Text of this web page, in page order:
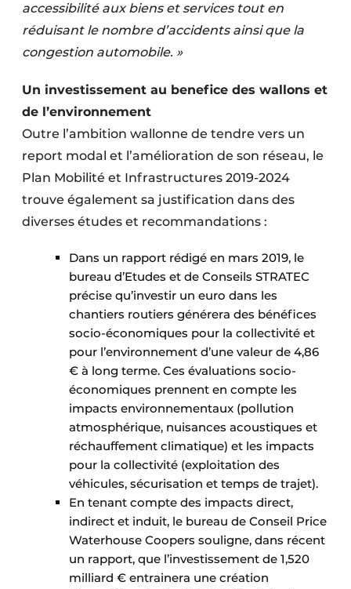
accessibilité aux biens et services tout en
réduisant le nombre d’accidents ainsi que la
congestion automobile. »
Un investissement au benefice des wallons et
de l’environnement
Outre l’ambition wallonne de tendre vers un
report modal et l’amélioration de son réseau, le
Plan Mobilité et Infrastructures 2019-2024
trouve également sa justification dans des
diverses études et recommandations :
Dans un rapport rédigé en mars 2019, le
bureau d’Etudes et de Conseils STRATEC
précise qu’investir un euro dans les
chantiers routiers générera des bénéfices
socio-économiques pour la collectivité et
pour l’environnement d’une valeur de 4,86
€ à long terme. Ces évaluations socio-
économiques prennent en compte les
impacts environnementaux (pollution
atmosphérique, nuisances acoustiques et
réchauffement climatique) et les impacts
pour la collectivité (exploitation des
véhicules, sécurisation et temps de trajet).
En tenant compte des impacts direct,
indirect et induit, le bureau de Conseil Price
Waterhouse Coopers souligne, dans récent
un rapport, que l’investissement de 1,520
milliard € entrainera une création